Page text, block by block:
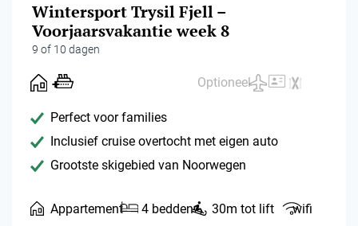
Wintersport Trysil Fjell –
Voorjaarsvakantie week 8
9 of 10 dagen
Optioneel
Perfect voor families
Inclusief cruise overtocht met eigen auto
Grootste skigebied van Noorwegen
Appartement 4 bedden 30m tot lift wifi